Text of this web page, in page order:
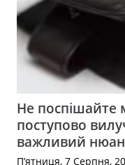
Не поспішайте
поступово
важливий
П’ятниця, 7 Серпня,